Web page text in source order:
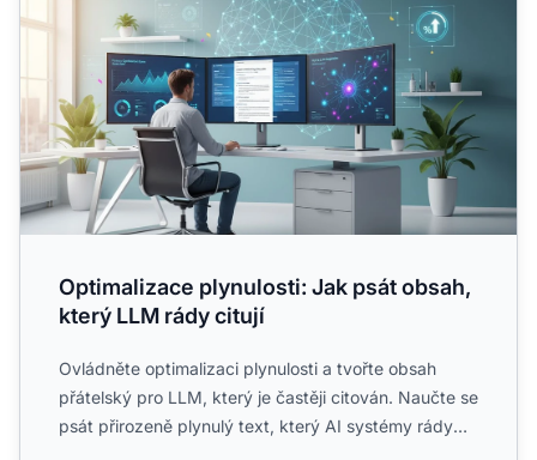
Optimalizace plynulosti: Jak psát obsah,
který LLM rády citují
Ovládněte optimalizaci plynulosti a tvořte obsah
přátelský pro LLM, který je častěji citován. Naučte se
psát přirozeně plynulý text, který AI systémy rády